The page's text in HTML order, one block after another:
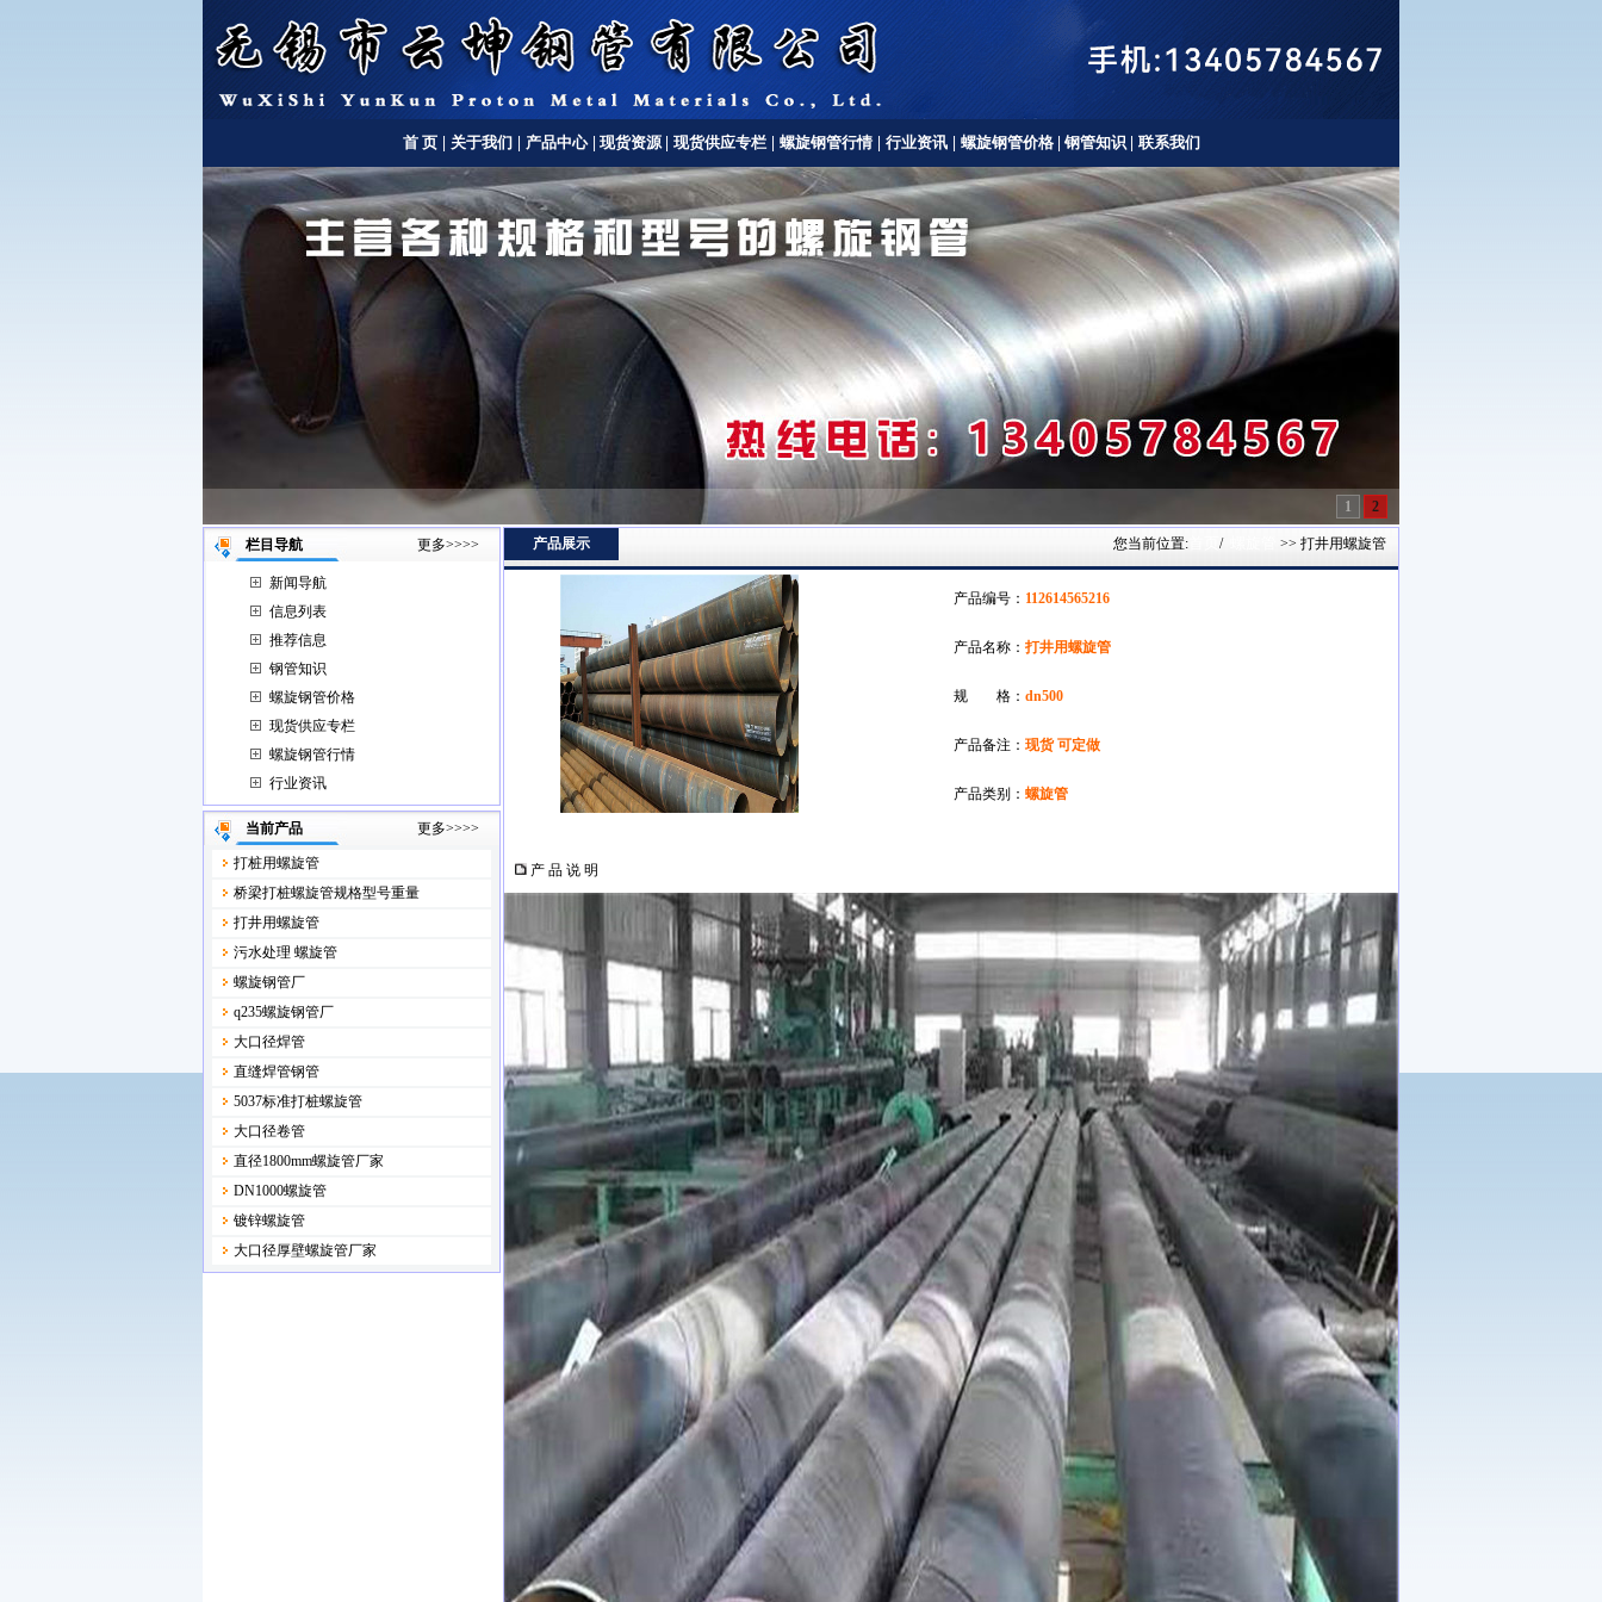
首 页| 关于我们 产品中心| 现货资源 现货供应专栏| 螺旋钢管行情| 行业资讯| 螺旋钢管价格 钢管知识 联系我们
1 2
栏目导航 更多>>>>
新闻导航
信息列表
推荐信息
钢管知识
螺旋钢管价格
现货供应专栏
螺旋钢管行情
行业资讯
当前产品 更多>>>>
打桩用螺旋管
桥梁打桩螺旋管规格型号重量
打井用螺旋管
污水处理 螺旋管
螺旋钢管厂
q235螺旋钢管厂
大口径焊管
直缝焊管钢管
5037标准打桩螺旋管
大口径卷管
直径1800mm螺旋管厂家
DN1000螺旋管
镀锌螺旋管
大口径厚壁螺旋管厂家
产品展示 您当前位置: / >> 打井用螺旋管
产品编号： 112614565216
产品名称： 打井用螺旋管
规 格： dn500
产品备注： 现货 可定做
产品类别： 螺旋管
产 品 说 明